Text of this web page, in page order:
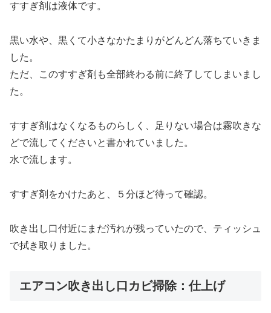
すすぎ剤は液体です。
黒い水や、黒くて小さなかたまりがどんどん落ちていきま
した。
ただ、このすすぎ剤も全部終わる前に終了してしまいまし
た。
すすぎ剤はなくなるものらしく、足りない場合は霧吹きな
どで流してくださいと書かれていました。
水で流します。
すすぎ剤をかけたあと、５分ほど待って確認。
吹き出し口付近にまだ汚れが残っていたので、ティッシュ
で拭き取りました。
エアコン吹き出し口カビ掃除：仕上げ